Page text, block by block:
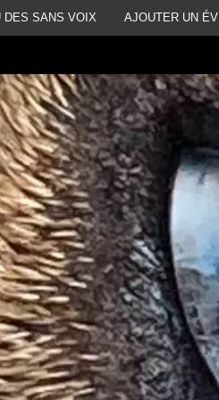
DES SANS VOIX AJOUTER UN